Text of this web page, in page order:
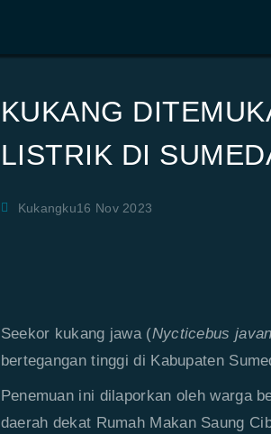
KUKANG
LISTRIK DI
Kukangku16 Nov 2023
Seekor kukang jawa (Nycticebus
bertegangan tinggi di Kabupaten
Penemuan ini dilaporkan oleh warga
daerah dekat Rumah Makan Saung